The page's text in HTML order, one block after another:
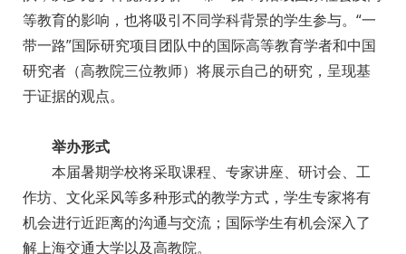
等教育的影响，也将吸引不同学科背景的学生参与。“一
带一路”国际研究项目团队中的国际高等教育学者和中国
研究者（高教院三位教师）将展示自己的研究，呈现基
于证据的观点。
举办形式
本届暑期学校将采取课程、专家讲座、研讨会、工
作坊、文化采风等多种形式的教学方式，学生专家将有
机会进行近距离的沟通与交流；国际学生有机会深入了
解上海交通大学以及高教院。